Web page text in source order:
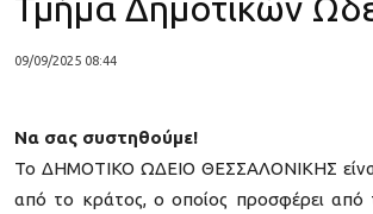
09/09/2025 08:44
Να σας συστηθούμε!
Το ΔΗΜΟΤΙΚΟ ΩΔΕΙΟ ΘΕΣΣΑΛΟΝΙΚΗΣ είναι
από το κράτος, ο οποίος προσφέρει από